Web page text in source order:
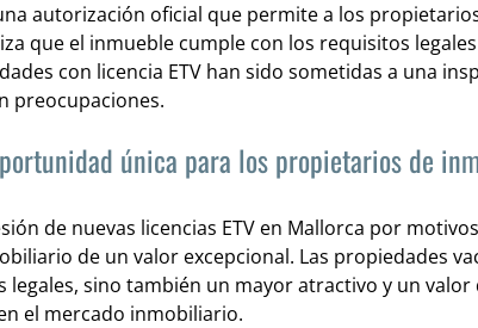
autorización oficial que permite a los
que el inmueble cumple con los requisitos
con licencia ETV han sido sometidas a una
preocupaciones.
única para los propietarios de
de nuevas licencias ETV en Mallorca por
de un valor excepcional. Las propiedades
sino también un mayor atractivo y un valor
el mercado inmobiliario.